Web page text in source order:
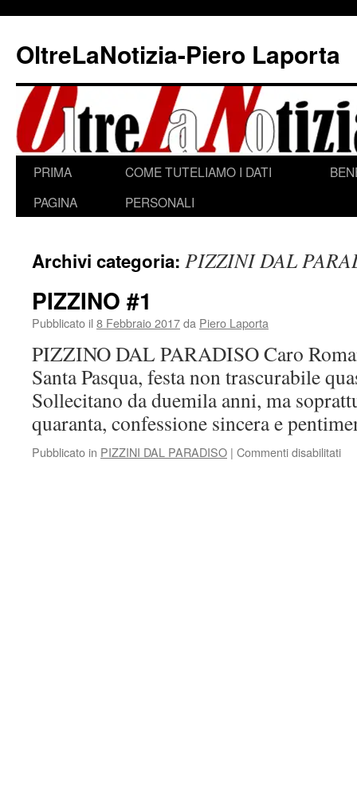
contenuto
OltreLaNotizia-Piero Laporta
PRIMA
PAGINA
COME TUTELIAMO I DATI
PERSONALI
Archivi categoria: PIZZINI DAL
PIZZINO #1
Pubblicato il 8 Febbraio 2017da Piero Laporta
PIZZINO DAL PARADISO Caro
Santa Pasqua, festa non trascurabile
Sollecitano da duemila anni, ma
quaranta, confessione sincera e
Pubblicato in PIZZINI DAL PARADISO | Commenti disabilitati